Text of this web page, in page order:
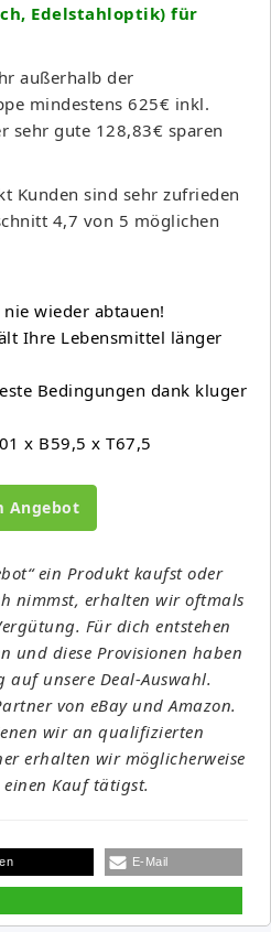
Edelstahloptik) für
außerhalb der
mindestens 625€ inkl.
sehr gute 128,83€ sparen
Kunden sind sehr zufrieden
4,7 von 5 möglichen
nie wieder abtauen!
Ihre Lebensmittel länger
Bedingungen dank kluger
x B59,5 x T67,5
Angebot
ein Produkt kaufst oder
nimmst, erhalten wir oftmals
Für dich entstehen
und diese Provisionen haben
auf unsere Deal-Auswahl.
von eBay und Amazon.
wir an qualifizierten
erhalten wir möglicherweise
Kauf tätigst.
E-Mail